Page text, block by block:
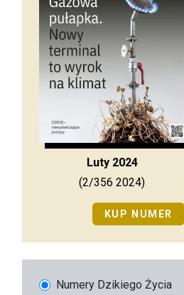
Luty 2024
(2/356 2024)
KUP NUMER
Numery Dzikiego Życia